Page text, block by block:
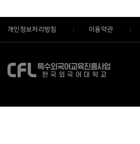
개인정보처리방침 이용약관